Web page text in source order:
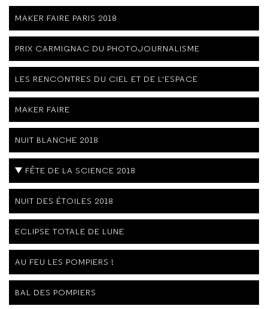
MAKER FAIRE PARIS 2018
PRIX CARMIGNAC DU PHOTOJOURNALISME
LES RENCONTRES DU CIEL ET DE L'ESPACE
MAKER FAIRE
NUIT BLANCHE 2018
FÊTE DE LA SCIENCE 2018
NUIT DES ÉTOILES 2018
ECLIPSE TOTALE DE LUNE
AU FEU LES POMPIERS !
BAL DES POMPIERS